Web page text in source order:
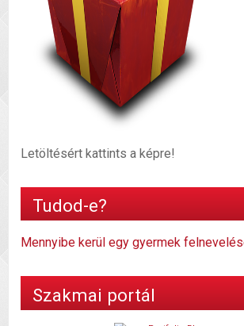
Letöltésért kattints a képre!
Tudod-e?
Mennyibe kerül egy gyermek
Szakmai portál